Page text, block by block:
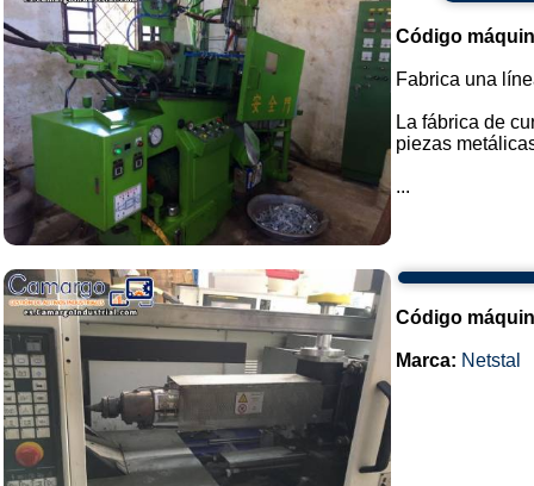
Código
Fabrica una
La fábrica de
piezas
...
Código
Marca: Netstal